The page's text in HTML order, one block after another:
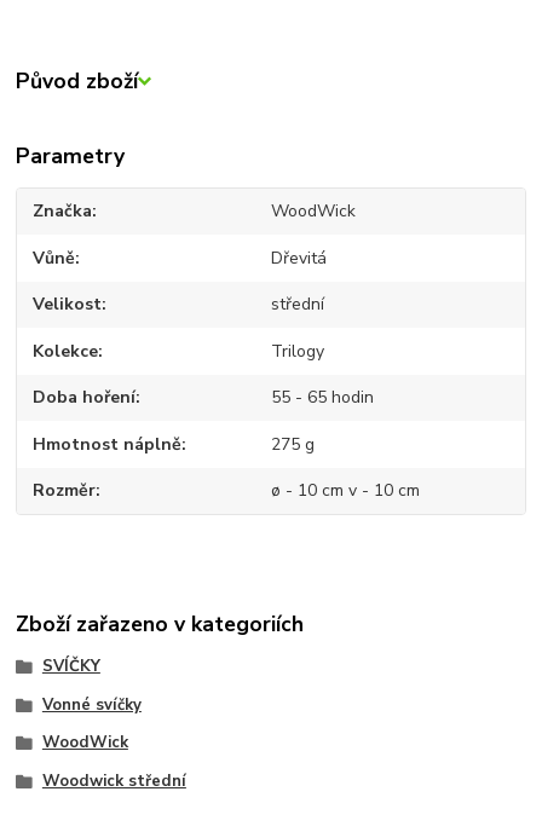
Původ zboží
Parametry
Značka WoodWick
Vůně Dřevitá
Velikost střední
Kolekce Trilogy
Doba hoření 55 - 65 hodin
Hmotnost náplně 275 g
Rozměr ø - 10 cm v - 10 cm
Zboží zařazeno v kategoriích
SVÍČKY
Vonné svíčky
WoodWick
Woodwick střední